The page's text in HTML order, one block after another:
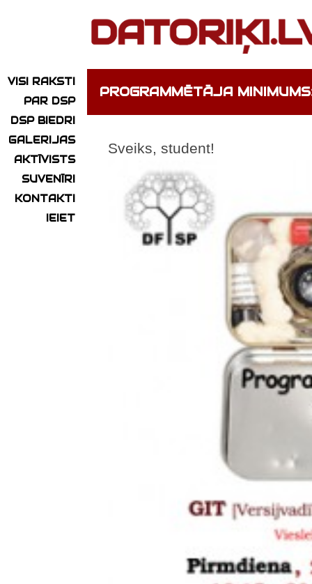
VISI RAKSTI
PAR DSP
DSP BIEDRI
GALERIJAS
AKTĪVISTS
SUVENĪRI
KONTAKTI
IEIET
PROGRAMMĒTĀJA
Sveiks, student!